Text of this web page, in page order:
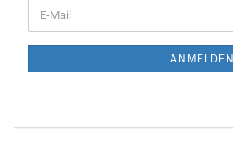
ZUR
E-
Mail
ANMELDEN